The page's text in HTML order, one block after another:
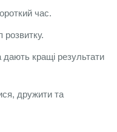
час.
дають кращі результати
дружити та